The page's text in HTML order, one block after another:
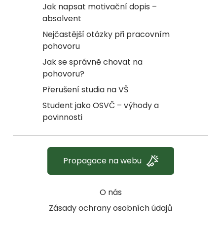
Jak napsat motivační dopis –
absolvent
Nejčastější otázky při pracovním
pohovoru
Jak se správně chovat na
pohovoru?
Přerušení studia na VŠ
Student jako OSVČ – výhody a
povinnosti
O nás
Zásady ochrany osobních údajů
Propagace na webu